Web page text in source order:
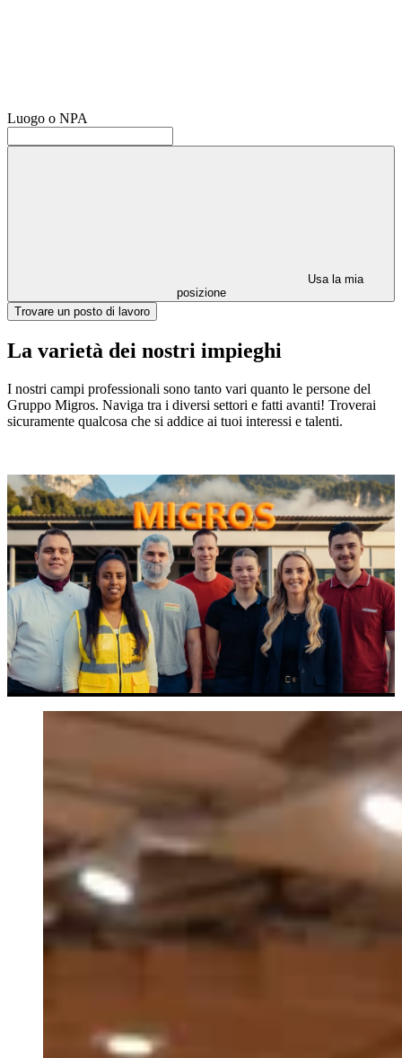
Luogo o NPA
Usa la mia
posizione
Trovare un posto di lavoro
La varietà dei nostri impieghi
I nostri campi professionali sono tanto vari quanto le persone del
Gruppo Migros. Naviga tra i diversi settori e fatti avanti! Troverai
sicuramente qualcosa che si addice ai tuoi interessi e talenti.